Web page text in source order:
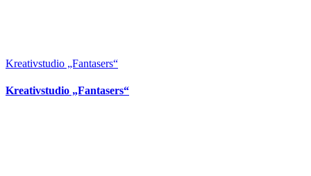
Kreativstudio „Fantasers“
Kreativstudio „Fantasers“